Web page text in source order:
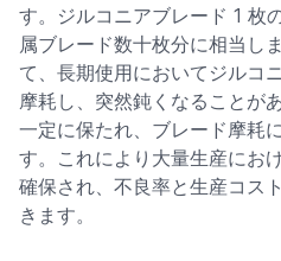
す。ジルコニアブレード 1 枚
属ブレード数十枚分に相当し
て、長期使用においてジルコ
摩耗し、突然鈍くなることが
一定に保たれ、ブレード摩耗
す。これにより大量生産にお
確保され、不良率と生産コス
きます。